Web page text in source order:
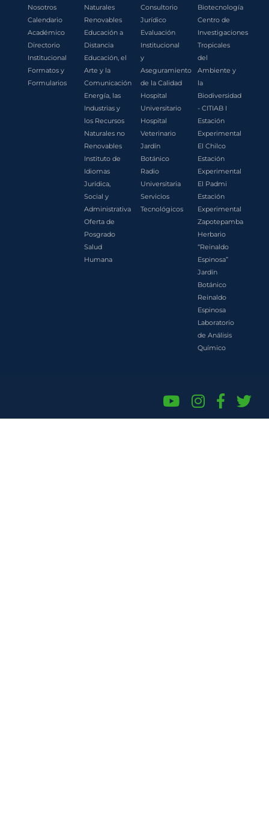
Nosotros
Calendario
Académico
Directorio
Institucional
Formatos y
Formularios
Naturales
Renovables
Educación a
Distancia
Educación, el
Arte y la
Comunicación
Energía, las
Industrias y
los Recursos
Naturales no
Renovables
Instituto de
Idiomas
Jurídica,
Social y
Administrativa
Oferta de
Posgrado
Salud
Humana
Consultorio
Jurídico
Evaluación
Institucional
y
Aseguramiento
de la Calidad
Hospital
Universitario
Hospital
Veterinario
Jardín
Botánico
Radio
Universitaria
Servicios
Tecnológicos
Biotecnología
Centro de
Investigaciones
Tropicales
del
Ambiente y
la
Biodiversidad
- CITIAB I
Estación
Experimental
El Chilco
Estación
Experimental
El Padmi
Estación
Experimental
Zapotepamba
Herbario
“Reinaldo
Espinosa”
Jardín
Botánico
Reinaldo
Espinosa
Laboratorio
de Análisis
Químico